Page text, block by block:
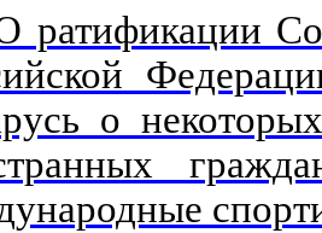
ратификации
о